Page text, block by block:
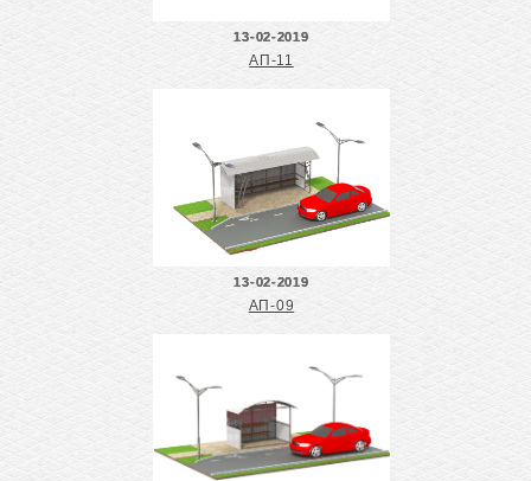
13-02-2019
АП-11
13-02-2019
АП-09